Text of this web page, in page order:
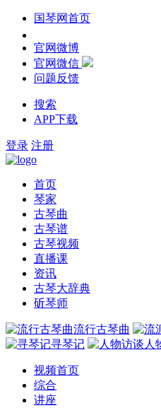
国琴网首页
官网微博
官网微信
问题反馈
搜索
APP下载
登录 注册
首页
琴家
古琴曲
古琴谱
古琴视频
直播课
资讯
古琴大辞典
斫琴师
流行古琴曲
寻琴记
人
视频首页
综合
讲座